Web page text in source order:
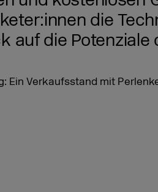
die
auf die Potenziale